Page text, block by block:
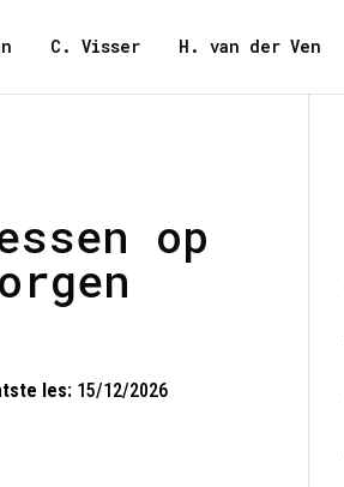
C. Visser H. van der Ven
op
les: 15/12/2026